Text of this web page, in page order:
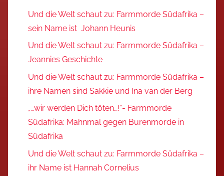
Und die Welt schaut zu: Farmmorde Südafrika –
sein Name ist Johann Heunis
Und die Welt schaut zu: Farmmorde Südafrika –
Jeannies Geschichte
Und die Welt schaut zu: Farmmorde Südafrika –
ihre Namen sind Sakkie und Ina van der Berg
„…wir werden Dich töten…!“- Farmmorde
Südafrika: Mahnmal gegen Burenmorde in
Südafrika
Und die Welt schaut zu: Farmmorde Südafrika –
ihr Name ist Hannah Cornelius